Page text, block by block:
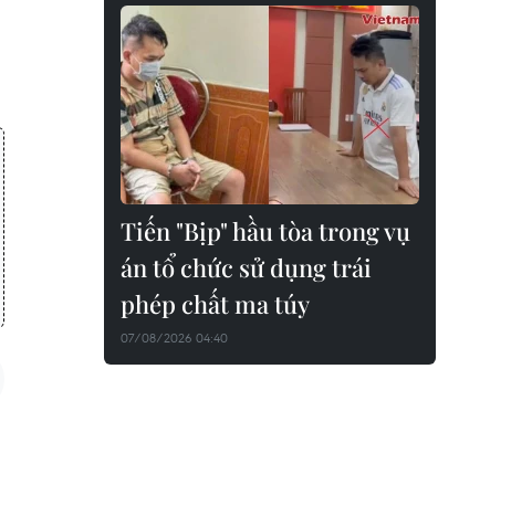
Tiến "Bịp" hầu tòa trong vụ
án tổ chức sử dụng trái
phép chất ma túy
07/08/2026 04:40